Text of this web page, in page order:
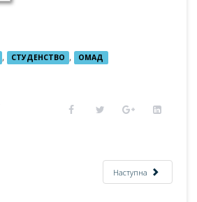
, СТУДЕНСТВО , ОМАД
Наступна